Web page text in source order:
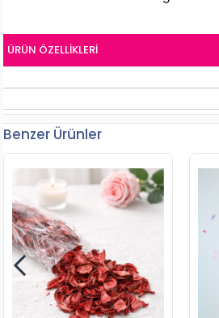
ÜRÜN ÖZELLIKLERI
Benzer Ürünler